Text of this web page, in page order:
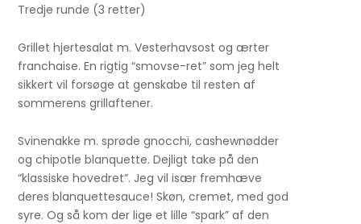
Tredje runde (3 retter)
Grillet hjertesalat m. Vesterhavsost og ærter
franchaise. En rigtig “smovse-ret” som jeg helt
sikkert vil forsøge at genskabe til resten af
sommerens grillaftener.
Svinenakke m. sprøde gnocchi, cashewnødder
og chipotle blanquette. Dejligt take på den
“klassiske hovedret”. Jeg vil især fremhæve
deres blanquettesauce! Skøn, cremet, med god
syre. Og så kom der lige et lille “spark” af den